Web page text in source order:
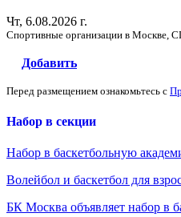
Чт, 6.08.2026 г.
Спортивные организации в Москве,
Добавить
Перед размещением ознакомьтесь с
Набор в секции
Набор в баскетбольную
Волейбол и баскетбол для
БК Москва объявляет набор в